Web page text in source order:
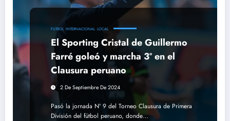
FUTBOL INTERNACIONAL LOCAL
El Sporting Cristal de Guillermo
Farré goleó y marcha 3º en el
Clausura peruano
2 De Septiembre De 2024
Pasó la jornada Nº 9 del Torneo Clausura de Primera
División del fútbol peruano, donde…